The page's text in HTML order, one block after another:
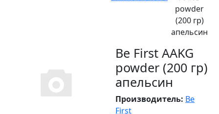
powder
(200 гр)
апельсин
Be First AAKG
powder (200 гр)
апельсин
Производитель: Be
First